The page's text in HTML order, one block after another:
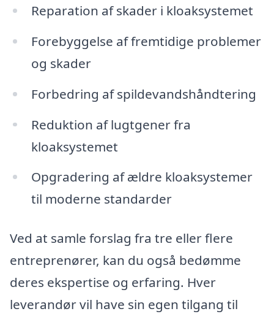
Reparation af skader i kloaksystemet
Forebyggelse af fremtidige problemer
og skader
Forbedring af spildevandshåndtering
Reduktion af lugtgener fra
kloaksystemet
Opgradering af ældre kloaksystemer
til moderne standarder
Ved at samle forslag fra tre eller flere
entreprenører, kan du også bedømme
deres ekspertise og erfaring. Hver
leverandør vil have sin egen tilgang til